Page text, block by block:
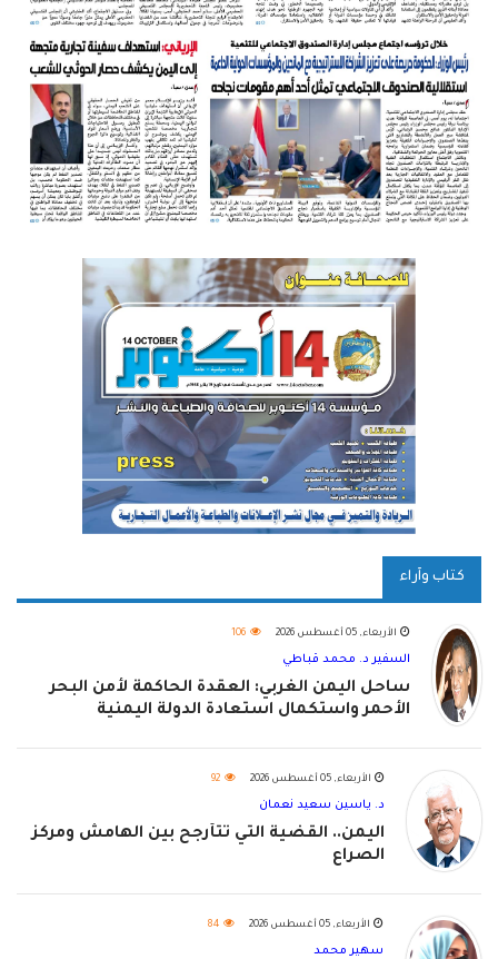
كتاب وآراء
الأربعاء, 05 أغسطس 2026 106
السفير د. محمد قباطي
ساحل اليمن الغربي: العقدة الحاكمة لأمن البحر
الأحمر واستكمال استعادة الدولة اليمنية
الأربعاء, 05 أغسطس 2026 92
د. ياسين سعيد نعمان
اليمن.. القضية التي تتأرجح بين الهامش ومركز
الصراع
الأربعاء, 05 أغسطس 2026 84
سهير محمد